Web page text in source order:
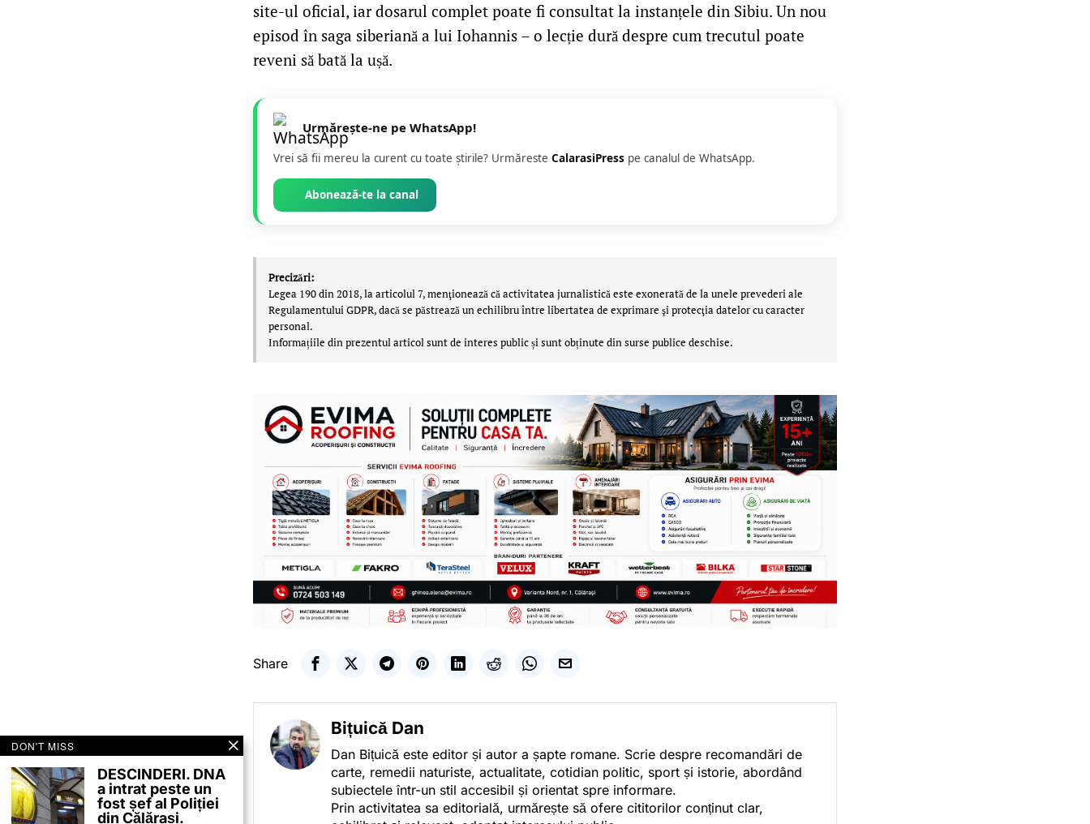
site-ul oficial, iar dosarul complet poate fi consultat la instanțele din Sibiu. Un nou
episod în saga siberiană a lui Iohannis – o lecție dură despre cum trecutul poate
reveni să bată la ușă.
Urmărește-ne pe WhatsApp!
Vrei să fii mereu la curent cu toate știrile? Urmăreste CalarasiPress pe canalul de WhatsApp.
Abonează-te la canal
Precizări:
Legea 190 din 2018, la articolul 7, menţionează că activitatea jurnalistică este exonerată de la unele prevederi ale
Regulamentului GDPR, dacă se păstrează un echilibru între libertatea de exprimare şi protecţia datelor cu caracter
personal.
Informațiile din prezentul articol sunt de interes public și sunt obținute din surse publice deschise.
Share
Bițuică Dan
Dan Bițuică este editor și autor a șapte romane. Scrie despre recomandări de
carte, remedii naturiste, actualitate, cotidian politic, sport și istorie, abordând
subiectele într-un stil accesibil și orientat spre informare.
Prin activitatea sa editorială, urmărește să ofere cititorilor conținut clar,
DON'T MISS
DESCINDERI. DNA
a intrat peste un
fost șef al Poliției
din Călărași.